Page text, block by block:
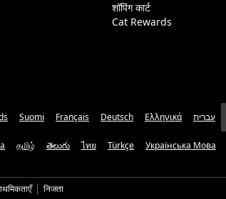
शॉपिंग कार्ट
Cat Rewards
Suomi Français Deutsch Ελληνικά עברית
தமிழ் తెలుగు ไทย Türkçe Українська Мова
निजता